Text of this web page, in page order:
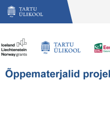
Liigu edasi põhisisu juurde